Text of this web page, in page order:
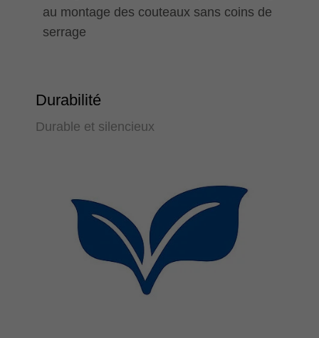
au montage des couteaux sans coins de
serrage
Durabilité
Durable et silencieux